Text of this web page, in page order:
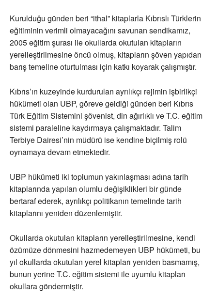
Kurulduğu günden beri “ithal” kitaplarla Kıbrıslı Türklerin
eğitiminin verimli olmayacağını savunan sendikamız,
2005 eğitim şurası ile okullarda okutulan kitapların
yerelleştirilmesine öncü olmuş, kitapların şöven yapıdan
barış temeline oturtulması için katkı koyarak çalışmıştır.
Kıbrıs’ın kuzeyinde kurdurulan ayrılıkçı rejimin işbirlikçi
hükümeti olan UBP, göreve geldiği günden beri Kıbrıs
Türk Eğitim Sistemini şövenist, din ağırlıklı ve T.C. eğitim
sistemi paraleline kaydırmaya çalışmaktadır. Talim
Terbiye Dairesi’nin müdürü ise kendine biçilmiş rolü
oynamaya devam etmektedir.
UBP hükümeti iki toplumun yakınlaşması adına tarih
kitaplarında yapılan olumlu değişiklikleri bir günde
bertaraf ederek, ayrılıkçı politikanın temelinde tarih
kitaplarını yeniden düzenlemiştir.
Okullarda okutulan kitapların yerelleştirilmesine, kendi
özümüze dönmesini hazmedemeyen UBP hükümeti, bu
yıl okullarda okutulan yerel kitapları yeniden basmamış,
bunun yerine T.C. eğitim sistemi ile uyumlu kitapları
okullara göndermiştir.